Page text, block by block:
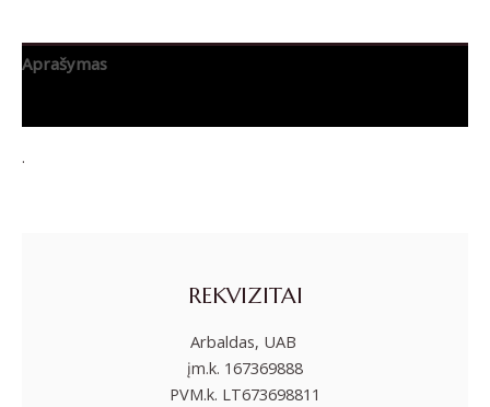
Aprašymas
.
REKVIZITAI
Arbaldas, UAB
įm.k. 167369888
PVM.k. LT673698811